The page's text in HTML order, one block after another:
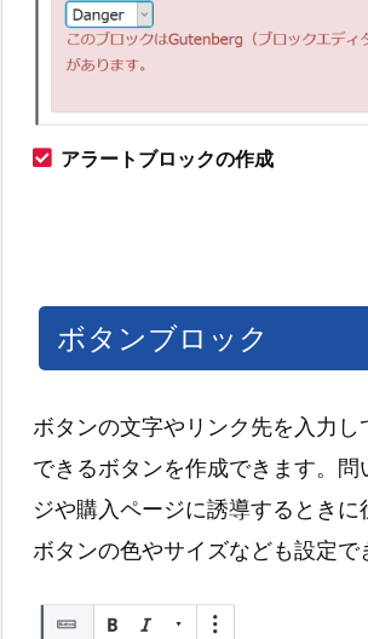
アラートブロックの作成
ボタンブロック
ボタンの文字やリンク先を入力し
できるボタンを作成できます。問
ジや購入ページに誘導するときに
ボタンの色やサイズなども設定で